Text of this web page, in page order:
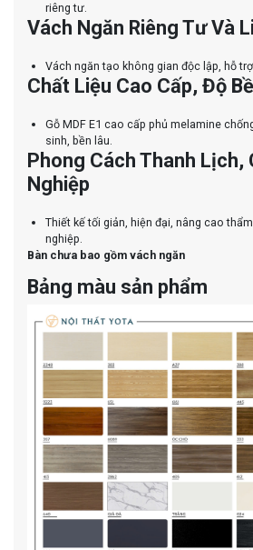
riêng tư.
Vách Ngăn Riêng Tư Và
Vách ngăn tạo không gian độc lập, hỗ
Chất Liệu Cao Cấp, Độ
Gỗ MDF E1 cao cấp phủ melamine
sinh, bền lâu.
Phong Cách Thanh Lịch,
Nghiệp
Thiết kế tối giản, hiện đại, nâng cao
nghiệp.
Bàn chưa bao gồm vách ngăn
Bảng màu sản phẩm